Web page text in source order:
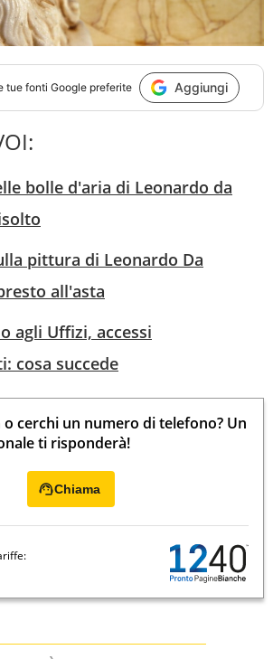
tue fonti Google preferite Aggiungi
bolle d'aria di Leonardo da
pittura di Leonardo Da
all'asta
agli Uffizi, accessi
cosa succede
o cerchi un numero di telefono? Un
ti risponderà!
Chiama